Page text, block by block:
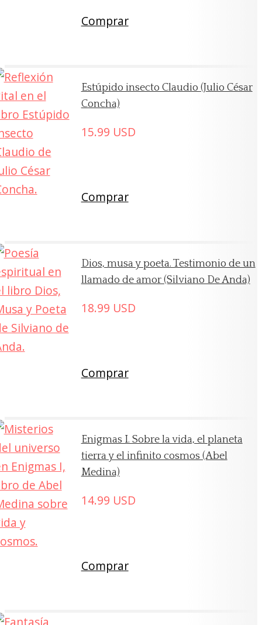
Comprar
Estúpido insecto Claudio (Julio César
Concha)
15.99 USD
Comprar
Dios, musa y poeta. Testimonio de un
llamado de amor (Silviano De Anda)
18.99 USD
Comprar
Enigmas I. Sobre la vida, el planeta
tierra y el infinito cosmos (Abel
Medina)
14.99 USD
Comprar